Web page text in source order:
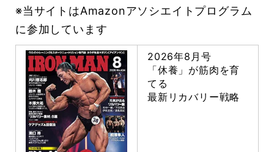
※当サイトはAmazonアソシエイトプログラム
に参加しています
2026年8月号
「休養」が筋肉を育
てる
最新リカバリー戦略